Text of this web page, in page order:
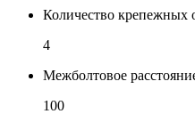
Количество крепежных
4
Межболтовое
100